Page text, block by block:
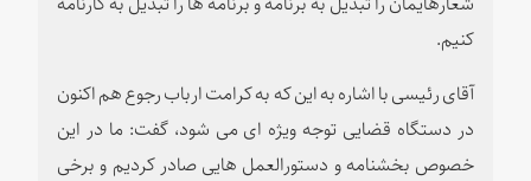
کنیم.
آقای رئیسی با اشاره به این که به کرامت ارباب رجوع هم اکنون
در دستگاه قضایی توجه ویژه ای می شود، گفت: ما در این
خصوص بخشنامه و دستورالعمل هایی صادر کردیم و برخی